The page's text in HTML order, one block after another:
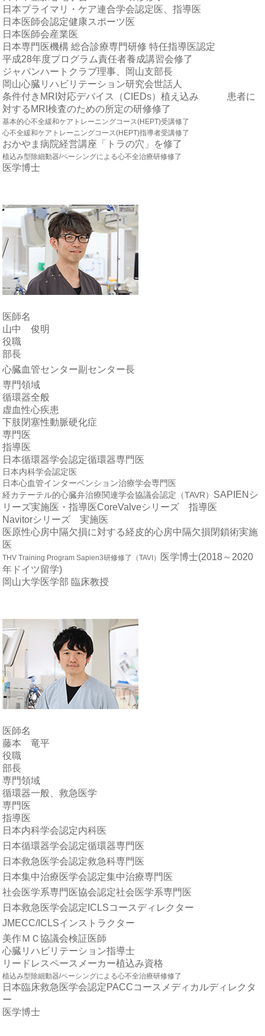
日本プライマリ・ケア連合学会認定医、指導医
日本医師会認定健康スポーツ医
日本医師会産業医
日本専門医機構 総合診療専門研修 特任指導医認定
平成28年度プログラム責任者養成講習会修了
ジャパンハートクラブ理事、岡山支部長
岡山心臓リハビリテーション研究会世話人
条件付きMRI対応デバイス（CIEDs）植え込み 患者に
対するMRI検査のための所定の研修修了
基本的心不全緩和ケアトレーニングコース(HEPT)受講修了
心不全緩和ケアトレーニングコース(HEPT)指導者受講修了
おかやま病院経営講座「トラの穴」を修了
植込み型除細動器/ペーシングによる心不全治療研修修了
医学博士
医師名
山中 俊明
役職
部長
心臓血管センター副センター長
専門領域
循環器全般
虚血性心疾患
下肢閉塞性動脈硬化症
専門医
指導医
日本循環器学会認定循環器専門医
日本内科学会認定医
日本心血管インターベンション治療学会専門医
経カテーテル的心臓弁治療関連学会協議会認定（TAVR） SAPIENシ
リーズ実施医・指導医CoreValveシリーズ 指導医
Navitorシリーズ 実施医
医原性心房中隔欠損に対する経皮的心房中隔欠損閉鎖術実施
医
THV Training Program Sapien3研修修了（TAVI） 医学博士(2018～2020
年ドイツ留学)
岡山大学医学部 臨床教授
医師名
藤本 竜平
役職
部長
専門領域
循環器一般、救急医学
専門医
指導医
日本内科学会認定内科医
日本循環器学会認定循環器専門医
日本救急医学会認定救急科専門医
日本集中治療医学会認定集中治療専門医
社会医学系専門医協会認定社会医学系専門医
日本救急医学会認定ICLSコースディレクター
JMECC/ICLSインストラクター
美作ＭＣ協議会検証医師
心臓リハビリテーション指導士
リードレスペースメーカー植込み資格
植込み型除細動器/ペーシングによる心不全治療研修修了
日本臨床救急医学会認定PACCコースメディカルディレクタ
ー
医学博士